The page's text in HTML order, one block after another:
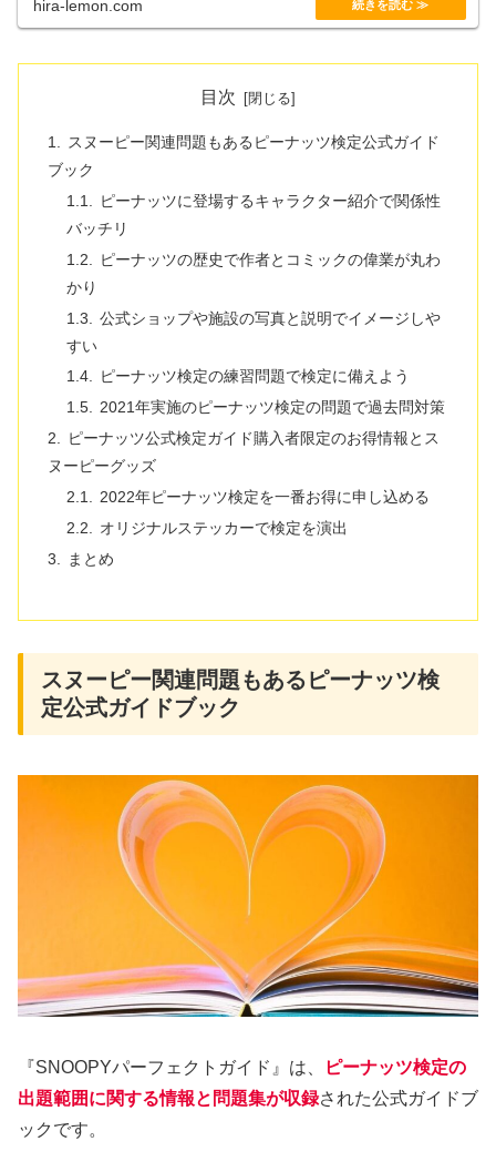
hira-lemon.com
目次
スヌーピー関連問題もあるピーナッツ検定公式ガイド
ブック
ピーナッツに登場するキャラクター紹介で関係性
バッチリ
ピーナッツの歴史で作者とコミックの偉業が丸わ
かり
公式ショップや施設の写真と説明でイメージしや
すい
ピーナッツ検定の練習問題で検定に備えよう
2021年実施のピーナッツ検定の問題で過去問対策
ピーナッツ公式検定ガイド購入者限定のお得情報とス
ヌーピーグッズ
2022年ピーナッツ検定を一番お得に申し込める
オリジナルステッカーで検定を演出
まとめ
スヌーピー関連問題もあるピーナッツ検
定公式ガイドブック
『SNOOPYパーフェクトガイド』は、
ピーナッツ検定の
出題範囲に関する情報と問題集が収録された公式ガイドブ
ックです。